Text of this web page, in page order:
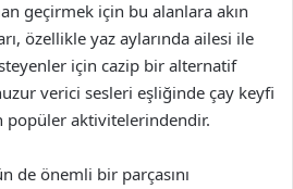
geçirmek için bu alanlara akın
özellikle yaz aylarında ailesi ile
için cazip bir alternatif
verici sesleri eşliğinde çay keyfi
popüler aktivitelerindendir.
de önemli bir parçasını